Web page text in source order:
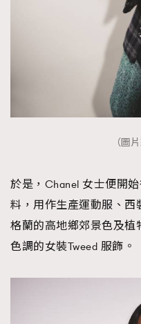
（圖
於是，Chanel 女士便開
料，用作生產運動服、西
格蘭的高地鄉郊景色及植
色調的女裝Tweed 服飾。